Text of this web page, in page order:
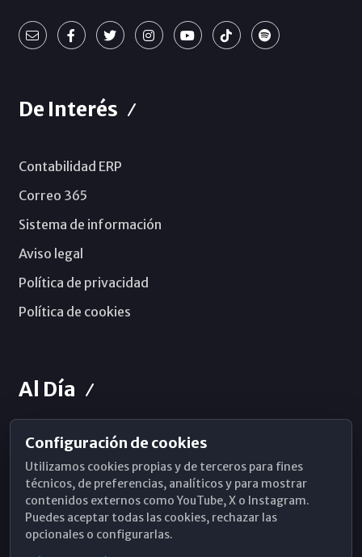
De Interés
Contabilidad ERP
Correo 365
Sistema de información
Aviso legal
Política de privacidad
Política de cookies
Al Día
Horarios de Misa
Hemeroteca
WhatsApp
Configuración de cookies
Utilizamos cookies propias y de terceros para fines
técnicos, de preferencias, analíticos y para mostrar
contenidos externos como YouTube, X o Instagram.
Puedes aceptar todas las cookies, rechazar las
opcionales o configurarlas.